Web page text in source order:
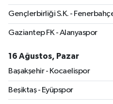
Gençlerbirliği S.K. -
Gaziantep FK - Alanyaspor
16 Ağustos, Pazar
Başakşehir - Kocaelispor
Beşiktaş - Eyüpspor